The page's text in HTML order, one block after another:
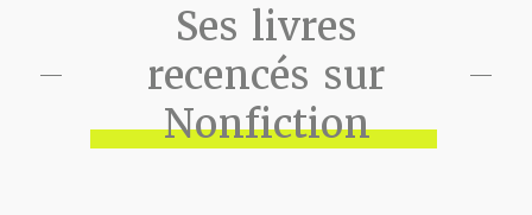
Ses livres
recencés sur
Nonfiction